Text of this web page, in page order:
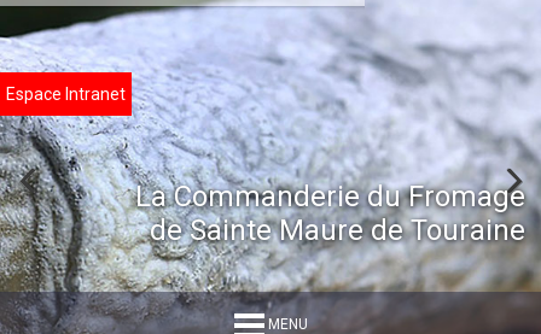
Espace Intranet
La Commanderie du Fromage
de Sainte Maure de Touraine
MENU